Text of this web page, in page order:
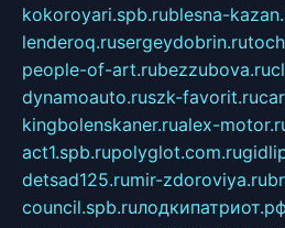
kokoroyari.spb.rublesna-
lenderoq.rusergeydobrin.ru
people-of-art.rubezzubova.ru
dynamoauto.ruszk-favorit.ru
kingbolenskaner.rualex-
act1.spb.rupolyglot.com.ru
detsad125.rumir-zdoroviya.ru
council.spb.ruлодкипатриот.рф